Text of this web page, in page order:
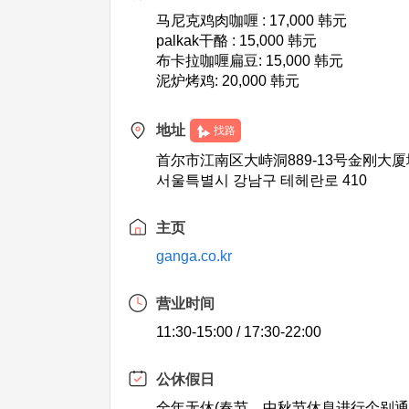
马尼克鸡肉咖喱 : 17,000 韩元
palkak干酪 : 15,000 韩元
布卡拉咖喱扁豆: 15,000 韩元
泥炉烤鸡: 20,000 韩元
地址 找路
首尔市江南区大峙洞889-13号金刚大
서울특별시 강남구 테헤란로 410
主页
ganga.co.kr
营业时间
11:30-15:00 / 17:30-22:00
公休假日